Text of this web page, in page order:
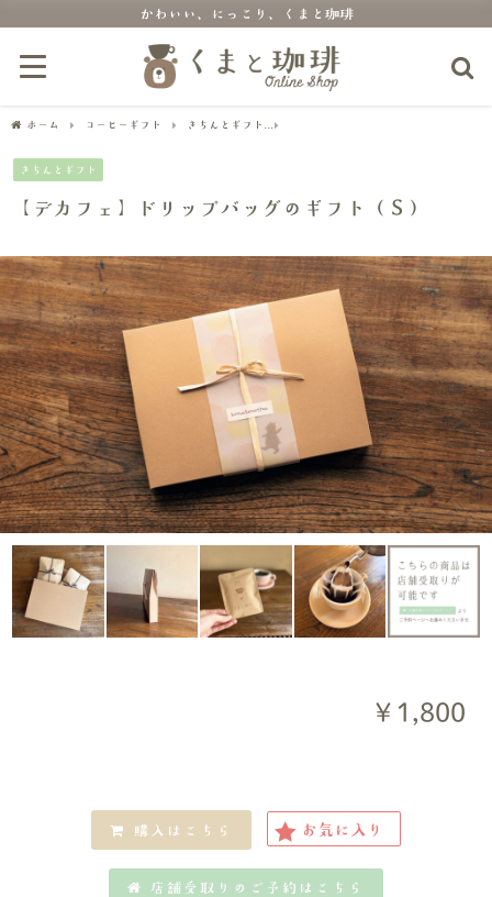
かわいい、にっこり、くまと珈琲
ホーム コーヒーギフト きちんとギフト
きちんとギフト
【デカフェ】ドリップバッグのギフト（Ｓ）
￥1,800
購入はこちら お気に入り
店舗受取りのご予約はこちら